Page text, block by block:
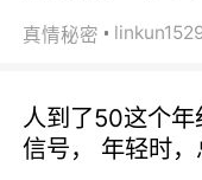
真情秘密
人到了50这个
信号， 年轻时